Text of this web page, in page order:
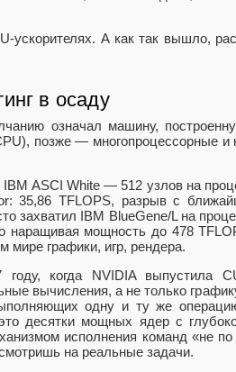
ускорителях. А как так вышло,
в осаду
означал машину,
позже — многопроцессорные и
ASCI White — 512 узлов на
35,86 TFLOPS, разрыв с
захватил IBM BlueGene/L на
наращивая мощность до 478
мире графики, игр, рендера.
когда NVIDIA выпустила
вычисления, а не только
одну и ту же
десятки мощных ядер с
исполнения команд «не
на реальные задачи.